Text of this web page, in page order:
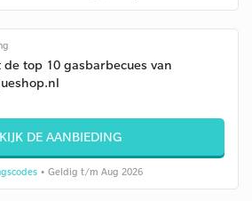
de top 10 gasbarbecues van
DE AANBIEDING
• Geldig t/m Aug 2026